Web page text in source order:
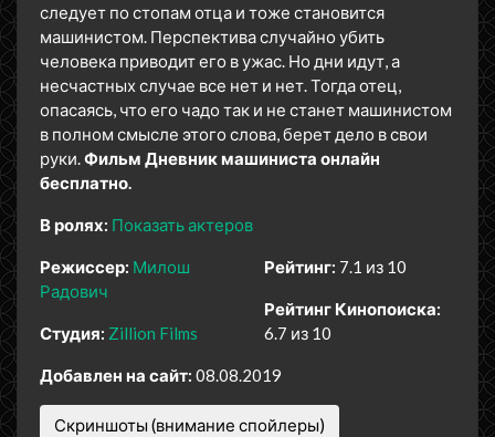
следует по стопам отца и тоже становится
машинистом. Перспектива случайно убить
человека приводит его в ужас. Но дни идут, а
несчастных случае все нет и нет. Тогда отец,
опасаясь, что его чадо так и не станет машинистом
в полном смысле этого слова, берет дело в свои
руки.Фильм Дневник машиниста онлайн
бесплатно.
В ролях: Показать актеров
Режиссер: Милош
Радович
Студия: Zillion Films
Рейтинг: 7.1 из 10
Рейтинг Кинопоиска:
6.7 из 10
Добавлен на сайт: 08.08.2019
Скриншоты (внимание спойлеры)